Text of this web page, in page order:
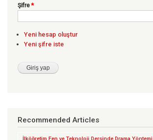
Şifre*
Yeni hesap oluştur
Yeni şifre iste
Recommended Articles